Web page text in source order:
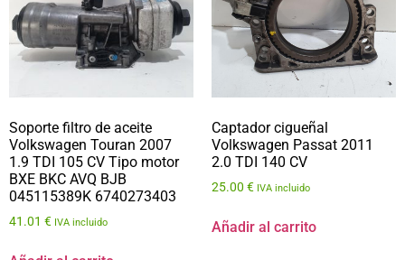
Soporte filtro de aceite
Volkswagen Touran 2007
1.9 TDI 105 CV Tipo motor
BXE BKC AVQ BJB
045115389K 6740273403
41.01 € IVA incluido
Captador cigueñal
Volkswagen Passat 2011
2.0 TDI 140 CV
25.00 € IVA incluido
Añadir al carrito